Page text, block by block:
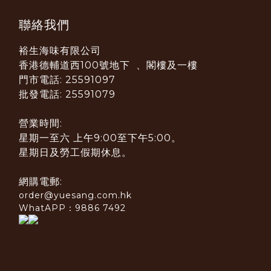
聯絡我們
裕生海味有限公司
香港德輔道西100號地下 、閣樓及一樓
門市電話: 25591097
批發電話: 25591079
營業時間:
星期一至六 上午9:00至下午5:00。
星期日及勞工假期休息。
網購電郵:
order@yuesang.com.hk
WhatAPP：9886 7492